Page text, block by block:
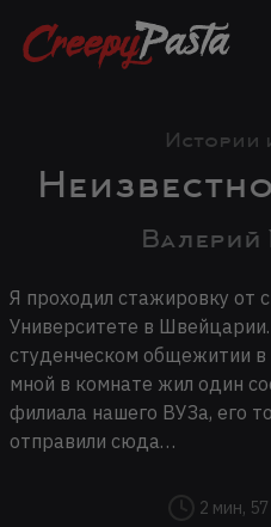
Истории
Я проходил стажировку от
Университете в
студенческом общежитии
мной в комнате жил один
филиала нашего ВУЗа, его
отправили сюда…
2 мин, 57